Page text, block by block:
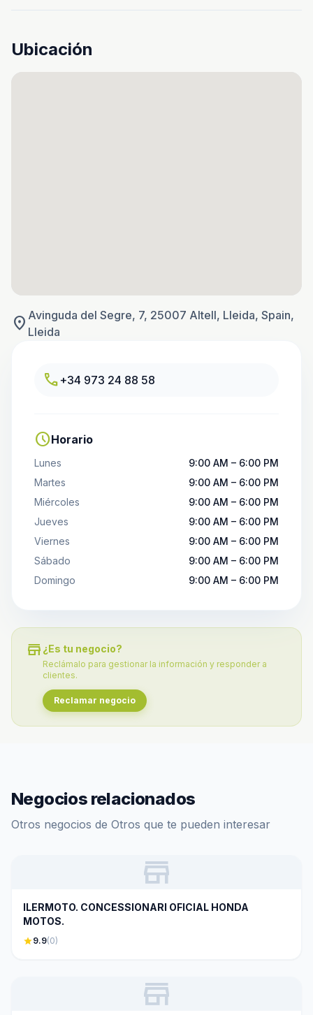
Ubicación
location_on Avinguda del Segre, 7, 25007 Altell, Lleida, Spain,
Lleida
call +34 973 24 88 58
scheduleHorario
Lunes
9:00 AM – 6:00 PM
Martes
9:00 AM – 6:00 PM
Miércoles
9:00 AM – 6:00 PM
Jueves
9:00 AM – 6:00 PM
Viernes
9:00 AM – 6:00 PM
Sábado
9:00 AM – 6:00 PM
Domingo
9:00 AM – 6:00 PM
store ¿Es tu negocio?
Reclámalo para gestionar la información y responder a
clientes.
Reclamar negocio
Negocios relacionados
Otros negocios de Otros que te pueden interesar
store
ILERMOTO. CONCESSIONARI OFICIAL HONDA
MOTOS.
star9.9(0)
store